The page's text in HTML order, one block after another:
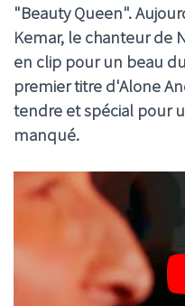
"Beauty Queen".
Kemar, le chanteur de
en clip pour un beau
premier titre d'Alone
tendre et spécial pour
manqué.